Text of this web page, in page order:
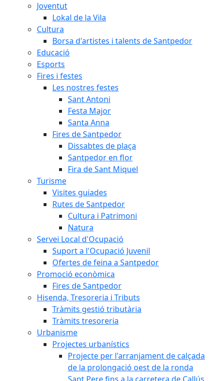
Joventut
Lokal de la Vila
Cultura
Borsa d'artistes i talents de Santpedor
Educació
Esports
Fires i festes
Les nostres festes
Sant Antoni
Festa Major
Santa Anna
Fires de Santpedor
Dissabtes de plaça
Santpedor en flor
Fira de Sant Miquel
Turisme
Visites guiades
Rutes de Santpedor
Cultura i Patrimoni
Natura
Servei Local d'Ocupació
Suport a l'Ocupació Juvenil
Ofertes de feina a Santpedor
Promoció econòmica
Fires de Santpedor
Hisenda, Tresoreria i Tributs
Tràmits gestió tributària
Tràmits tresoreria
Urbanisme
Projectes urbanístics
Projecte per l'arranjament de calçada
de la prolongació oest de la ronda